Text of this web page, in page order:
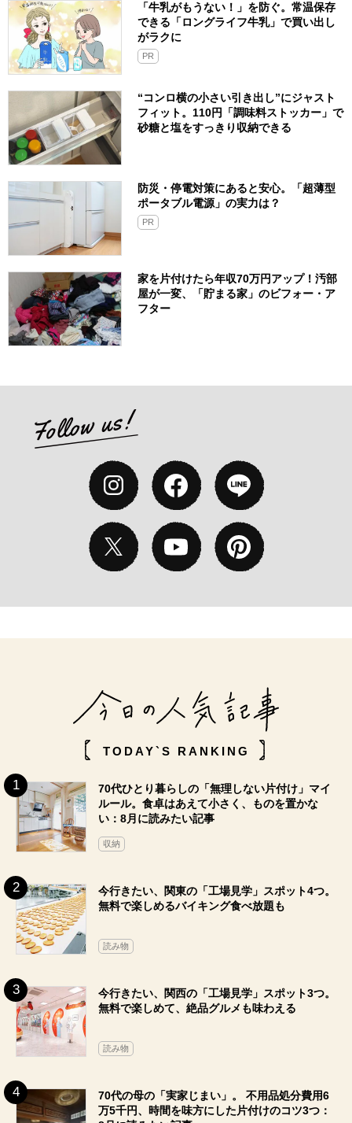
「牛乳がもうない！」を防ぐ。常温保存
できる「ロングライフ牛乳」で買い出し
がラクに
PR
“コンロ横の小さい引き出し”にジャスト
フィット。110円「調味料ストッカー」で
砂糖と塩をすっきり収納できる
防災・停電対策にあると安心。「超薄型
ポータブル電源」の実力は？​
PR
家を片付けたら年収70万円アップ！汚部
屋が一変、「貯まる家」のビフォー・ア
フター
TODAY`S RANKING
70代ひとり暮らしの「無理しない片付け」マイ
ルール。食卓はあえて小さく、ものを置かな
い：8月に読みたい記事
収納
今行きたい、関東の「工場見学」スポット4つ。
無料で楽しめるバイキング食べ放題も
読み物
今行きたい、関西の「工場見学」スポット3つ。
無料で楽しめて、絶品グルメも味わえる
読み物
70代の母の「実家じまい」。 不用品処分費用6
万5千円、時間を味方にした片付けのコツ3つ：